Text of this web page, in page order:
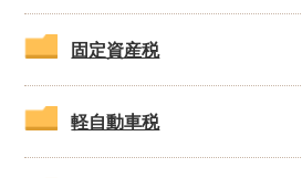
固定資産税
軽自動車税